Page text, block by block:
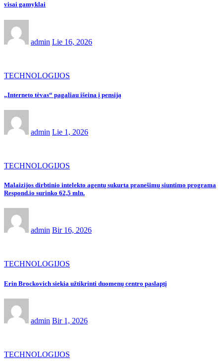
visai gamyklai
admin Lie 16, 2026
TECHNOLOGIJOS
„Interneto tėvas“ pagaliau išeina į pensiją
admin Lie 1, 2026
TECHNOLOGIJOS
Malaizijos dirbtinio intelekto agentų sukurta pranešimų siuntimo programa
Respond.io surinko 62,5 mln.
admin Bir 16, 2026
TECHNOLOGIJOS
Erin Brockovich siekia užtikrinti duomenų centro paslaptį
admin Bir 1, 2026
TECHNOLOGIJOS